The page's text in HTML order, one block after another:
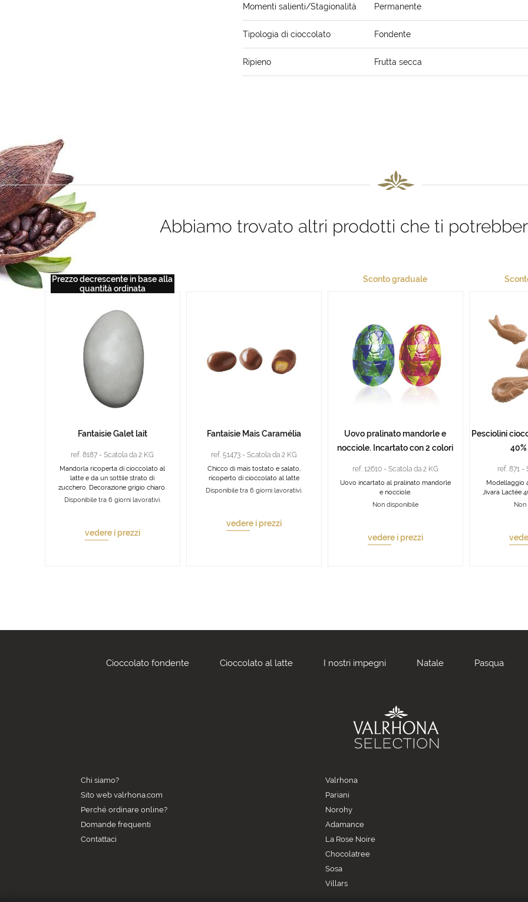
Momenti salienti/Stagionalità Permanente
Tipologia di cioccolato Fondente
Ripieno Frutta secca
Abbiamo trovato altri prodotti che ti
Prezzo decrescente in base alla
quantità ordinata
Fantaisie Galet lait
ref. 8187 - Scatola da 2 KG
Mandorla ricoperta di cioccolato al
latte e da un sottile strato di
zucchero. Decorazione grigio chiaro.
Disponibile tra 6 giorni lavorativi.
vedere i prezzi
Fantaisie Mais Caramélia
ref. 51473 - Scatola da 2 KG
Chicco di mais tostato e salato,
ricoperto di cioccolato al latte
Disponibile tra 6 giorni lavorativi.
vedere i prezzi
Sconto graduale
Uovo pralinato mandorle e
nocciole. Incartato con 2 colori
ref. 12610 - Scatola da 2 KG
Uovo incartato al pralinato mandorle
e nocciole.
Non disponibile
vedere i prezzi
Pesciolini
ref. 871 -
Modellaggio
Jivara Lactée
Non
Cioccolato fondente Cioccolato al latte I nostri impegni Natale Pasqua
Chi siamo?
Sito web valrhona.com
Perché ordinare online?
Domande frequenti
Contattaci
Valrhona
Pariani
Norohy
Adamance
La Rose Noire
Chocolatree
Sosa
Villars